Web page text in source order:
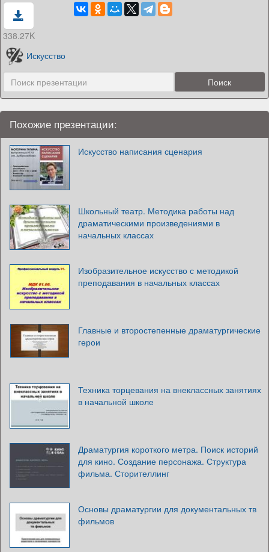
338.27K
Искусство
Похожие презентации:
Искусство написания сценария
Школьный театр. Методика работы над
драматическими произведениями в
начальных классах
Изобразительное искусство с методикой
преподавания в начальных классах
Главные и второстепенные драматургические
герои
Техника торцевания на внеклассных занятиях
в начальной школе
Драматургия короткого метра. Поиск историй
для кино. Создание персонажа. Структура
фильма. Сторителлинг
Основы драматургии для документальных тв
фильмов